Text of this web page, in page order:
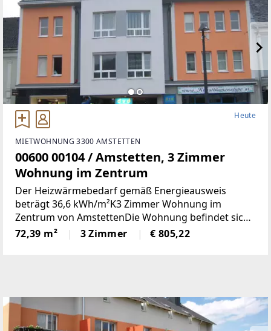
Heute
MIETWOHNUNG 3300 AMSTETTEN
00600 00104 / Amstetten, 3 Zimmer
Wohnung im Zentrum
Der Heizwärmebedarf gemäß Energieausweis
beträgt 36,6 kWh/m²K3 Zimmer Wohnung im
Zentrum von AmstettenDie Wohnung befindet sich
2. OG mit 72,39 m² Wohnnutzfläche und besteht aus
folgenden Räumen:Großzügiger Wohnraum
72,39 m² 3 Zimmer € 805,22